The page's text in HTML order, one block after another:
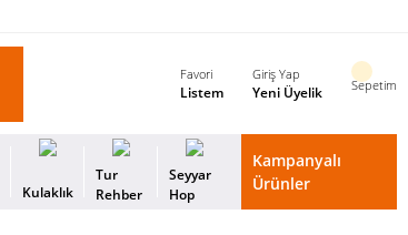
Favori
Listem
Giriş Yap
Yeni Üyelik Sepetim
Kulaklık
Tur
Rehber
Seyyar
Hop
Kampanyalı
Ürünler